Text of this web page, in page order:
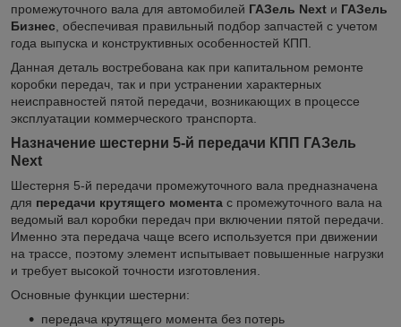
промежуточного вала для автомобилей ГАЗель Next и ГАЗель
Бизнес , обеспечивая правильный подбор запчастей с учетом
года выпуска и конструктивных особенностей КПП.
Данная деталь востребована как при капитальном ремонте
коробки передач, так и при устранении характерных
неисправностей пятой передачи, возникающих в процессе
эксплуатации коммерческого транспорта.
Назначение шестерни 5-й передачи КПП ГАЗель
Next
Шестерня 5-й передачи промежуточного вала предназначена
для передачи крутящего момента с промежуточного вала на
ведомый вал коробки передач при включении пятой передачи.
Именно эта передача чаще всего используется при движении
на трассе, поэтому элемент испытывает повышенные нагрузки
и требует высокой точности изготовления.
Основные функции шестерни:
передача крутящего момента без потерь